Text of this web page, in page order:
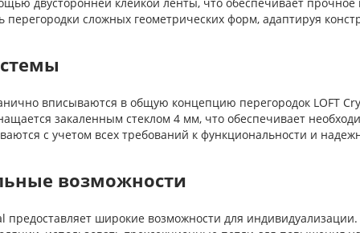
перегородки сложных геометрических форм, адаптируя
вписываются в общую концепцию перегородок LOFT
закаленным стеклом 4 мм, что обеспечивает
с учетом всех требований к функциональности и
возможности
предоставляет широкие возможности для